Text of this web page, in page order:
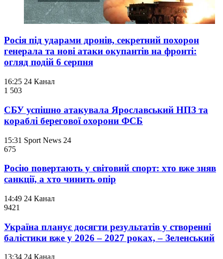
Росія під ударами дронів, секретний похорон
генерала та нові атаки окупантів на фронті:
огляд подій 6 серпня
16:25 24 Канал
1 503
СБУ успішно атакувала Ярославський НПЗ та
кораблі берегової охорони ФСБ
15:31 Sport News 24
675
Росію повертають у світовий спорт: хто вже зняв
санкції, а хто чинить опір
14:49 24 Канал
9421
Україна планує досягти результатів у створенні
балістики вже у 2026 – 2027 роках, – Зеленський
13:34 24 Канал